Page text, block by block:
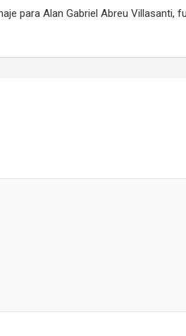
para Alan Gabriel Abreu Villasanti,